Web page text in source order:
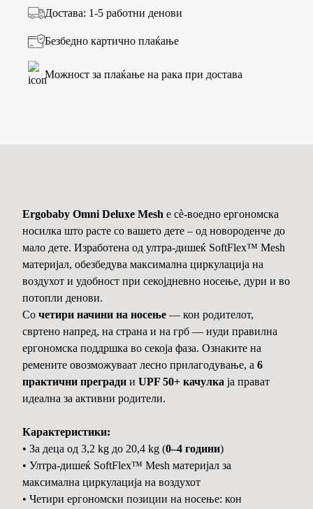
Достава: 1-5 работни денови
Безбедно картично плаќање
Можност за плаќање на рака при достава
Ergobaby Omni Deluxe Mesh е сè-воедно ергономска
носилка што расте со вашето дете – од новороденче до
мало дете. Изработена од ултра-дишеќ SoftFlex™ Mesh
материјал, обезбедува максимална циркулација на
воздухот и удобност при секојдневно носење, дури и во
потопли денови.
Со четири начини на носење — кон родителот,
свртено напред, на страна и на грб — нуди правилна
ергономска поддршка во секоја фаза. Ознаките на
ремените овозможуваат лесно прилагодување, а 6
практични прегради и UPF 50+ качулка ја прават
идеална за активни родители.
Карактеристики:
• За деца од 3,2 kg до 20,4 kg (0–4 години)
• Ултра-дишеќ SoftFlex™ Mesh материјал за
максимална циркулација на воздухот
• Четири ергономски позиции на носење: кон